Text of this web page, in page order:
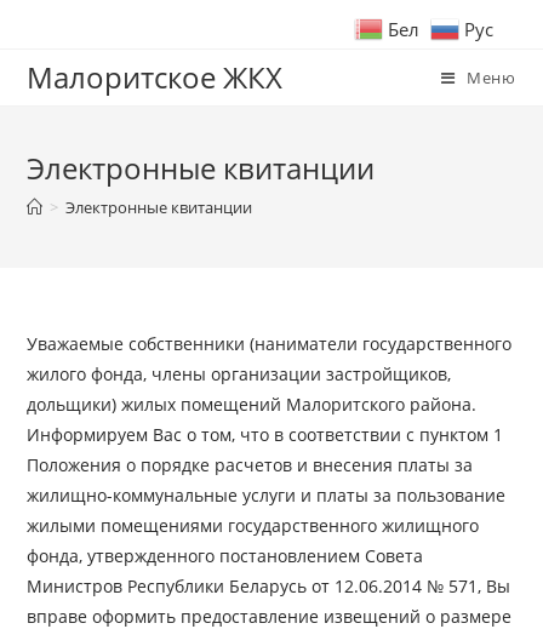
Малоритское ЖКХ Меню
Электронные квитанции
> Электронные квитанции
Уважаемые собственники (наниматели государственного
жилого фонда, члены организации застройщиков,
дольщики) жилых помещений Малоритского района.
Информируем Вас о том, что в соответствии с пунктом 1
Положения о порядке расчетов и внесения платы за
жилищно-коммунальные услуги и платы за пользование
жилыми помещениями государственного жилищного
фонда, утвержденного постановлением Совета
Министров Республики Беларусь от 12.06.2014 № 571, Вы
вправе оформить предоставление извещений о размере
Бел Рус